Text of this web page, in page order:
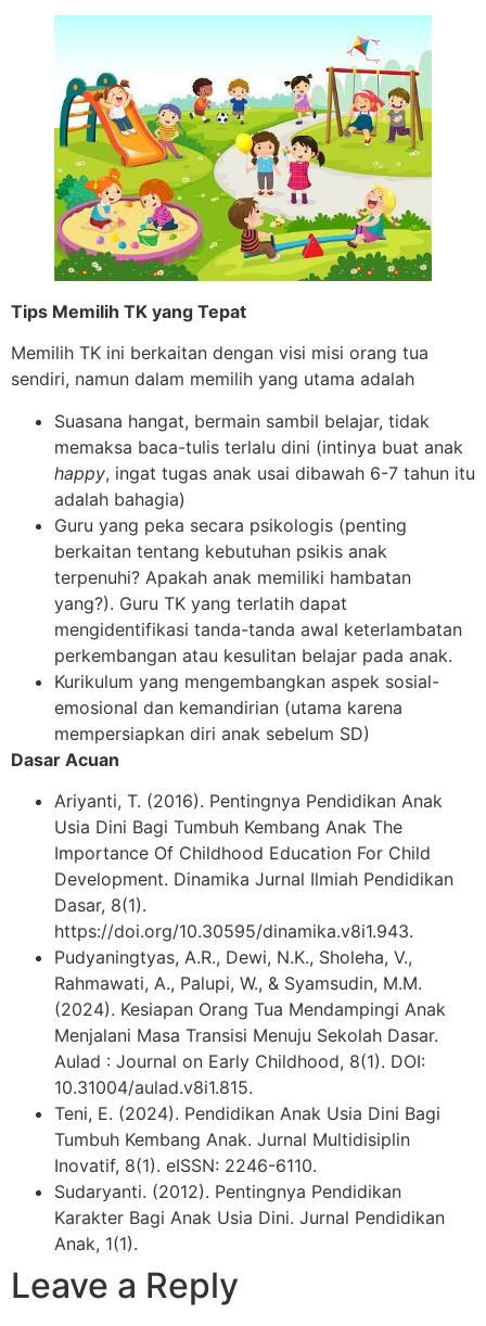
Tips Memilih TK yang Tepat
Memilih TK ini berkaitan dengan visi misi orang tua
sendiri, namun dalam memilih yang utama adalah
Suasana hangat, bermain sambil belajar, tidak
memaksa baca-tulis terlalu dini (intinya buat anak
happy, ingat tugas anak usai dibawah 6-7 tahun itu
adalah bahagia)
Guru yang peka secara psikologis (penting
berkaitan tentang kebutuhan psikis anak
terpenuhi? Apakah anak memiliki hambatan
yang?). Guru TK yang terlatih dapat
mengidentifikasi tanda-tanda awal keterlambatan
perkembangan atau kesulitan belajar pada anak.
Kurikulum yang mengembangkan aspek sosial-
emosional dan kemandirian (utama karena
mempersiapkan diri anak sebelum SD)
Dasar Acuan
Ariyanti, T. (2016). Pentingnya Pendidikan Anak
Usia Dini Bagi Tumbuh Kembang Anak The
Importance Of Childhood Education For Child
Development. Dinamika Jurnal Ilmiah Pendidikan
Dasar, 8(1).
https://doi.org/10.30595/dinamika.v8i1.943.
Pudyaningtyas, A.R., Dewi, N.K., Sholeha, V.,
Rahmawati, A., Palupi, W., & Syamsudin, M.M.
(2024). Kesiapan Orang Tua Mendampingi Anak
Menjalani Masa Transisi Menuju Sekolah Dasar.
Aulad : Journal on Early Childhood, 8(1). DOI:
10.31004/aulad.v8i1.815.
Teni, E. (2024). Pendidikan Anak Usia Dini Bagi
Tumbuh Kembang Anak. Jurnal Multidisiplin
Inovatif, 8(1). eISSN: 2246-6110.
Sudaryanti. (2012). Pentingnya Pendidikan
Karakter Bagi Anak Usia Dini. Jurnal Pendidikan
Anak, 1(1).
Leave a Reply